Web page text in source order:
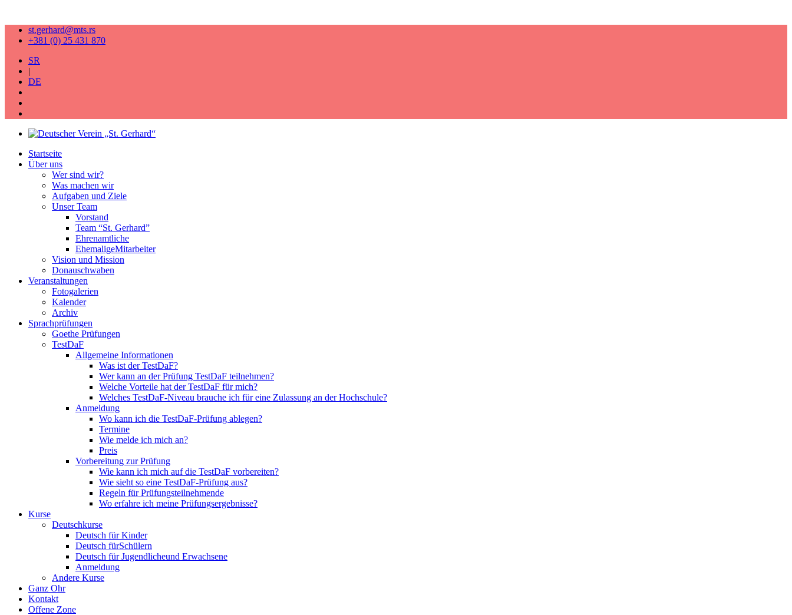
st.gerhard@mts.rs
+381 (0) 25 431 870
SR
|
DE
Startseite
Über uns
Wer sind wir?
Was machen wir
Aufgaben und Ziele
Unser Team
Vorstand
Team “St. Gerhard”
Ehrenamtliche
EhemaligeMitarbeiter
Vision und Mission
Donauschwaben
Veranstaltungen
Fotogalerien
Kalender
Archiv
Sprachprüfungen
Goethe Prüfungen
TestDaF
Allgemeine Informationen
Was ist der TestDaF?
Wer kann an der Prüfung TestDaF teilnehmen?
Welche Vorteile hat der TestDaF für mich?
Welches TestDaF-Niveau brauche ich für eine Zulassung an der Hochschule?
Anmeldung
Wo kann ich die TestDaF-Prüfung ablegen?
Termine
Wie melde ich mich an?
Preis
Vorbereitung zur Prüfung
Wie kann ich mich auf die TestDaF vorbereiten?
Wie sieht so eine TestDaF-Prüfung aus?
Regeln für Prüfungsteilnehmende
Wo erfahre ich meine Prüfungsergebnisse?
Kurse
Deutschkurse
Deutsch für Kinder
Deutsch fürSchülern
Deutsch für Jugendlicheund Erwachsene
Anmeldung
Andere Kurse
Ganz Ohr
Kontakt
Offene Zone